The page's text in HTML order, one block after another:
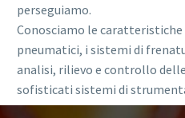
perseguiamo.
Conosciamo le caratteristiche
pneumatici, i sistemi di
analisi, rilievo e controllo
sofisticati sistemi di
e generica, controlliamo la